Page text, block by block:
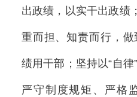
出政绩，以实干出政绩
重而担、知责而行，
绩用干部；坚持以“自律
严守制度规矩、严格